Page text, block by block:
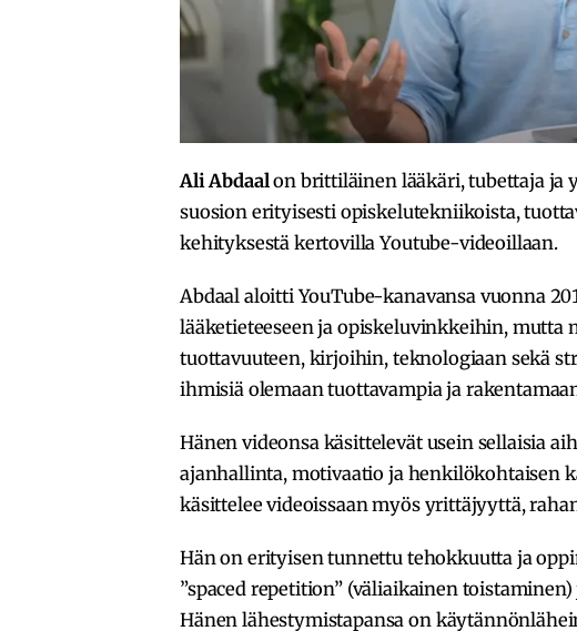
Ali Abdaal on brittiläinen lääkäri, tubettaja ja
suosion erityisesti opiskelutekniikoista,
kehityksestä kertovilla Youtube-videoillaan.
Abdaal aloitti YouTube-kanavansa vuonna
lääketieteeseen ja opiskeluvinkkeihin, mutta
tuottavuuteen, kirjoihin, teknologiaan sekä
ihmisiä olemaan tuottavampia ja
Hänen videonsa käsittelevät usein sellaisia
ajanhallinta, motivaatio ja henkilökohtaisen
käsittelee videoissaan myös yrittäjyyttä,
Hän on erityisen tunnettu tehokkuutta ja
”spaced repetition” (väliaikainen
Hänen lähestymistapansa on